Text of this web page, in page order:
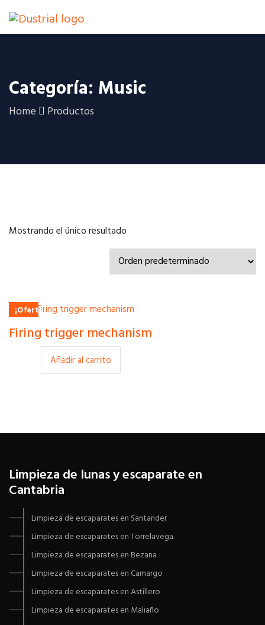
Categoría: Music
Home Productos
Mostrando el único resultado
¡Oferta!
$2.00
Firing trigger mechanism
Añadir al carrito
Limpieza de lunas y escaparate en
Cantabria
Limpieza de escaparates en Santander
Limpieza de escaparates en Torrelavega
Limpieza de escaparates en Bezana
Limpieza de escaparates en Camargo
Limpieza de escaparates en Astillero
Limpieza de escaparates en Maliaño